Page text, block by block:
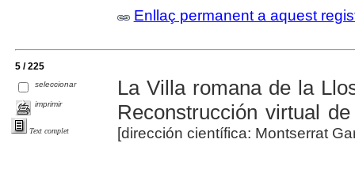
Enllaç permanent a aquest
5 / 225
seleccionar
imprimir
Text complet
La Villa romana de la
Reconstrucción virtual
[dirección científica: Montserrat